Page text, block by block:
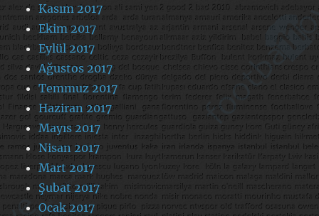
Kasım 2017
Ekim 2017
Eylül 2017
Ağustos 2017
Temmuz 2017
Haziran 2017
Mayıs 2017
Nisan 2017
Mart 2017
Şubat 2017
Ocak 2017